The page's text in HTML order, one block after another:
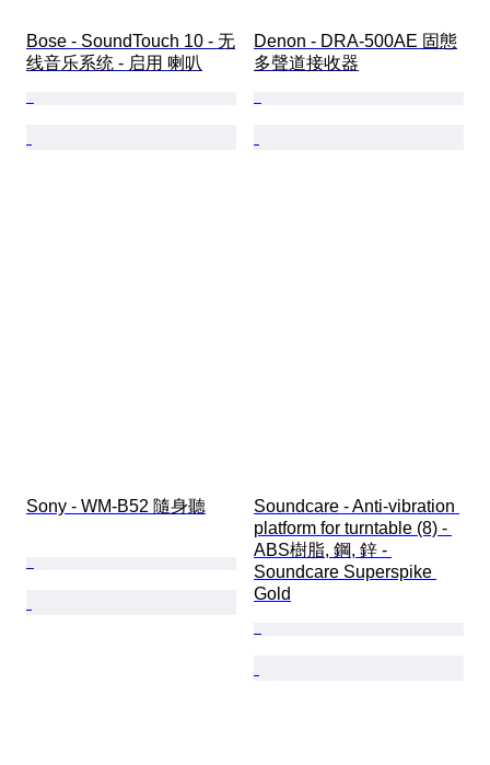
Bose - SoundTouch 10 - 无
线音乐系统 - 启用 喇叭
Denon - DRA-500AE 固態
多聲道接收器
Sony - WM-B52 隨身聽
Soundcare - Anti-vibration
platform for turntable (8) -
ABS樹脂, 鋼, 鋅 -
Soundcare Superspike
Gold